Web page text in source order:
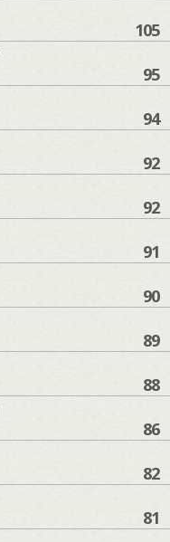
105
95
94
92
92
91
90
89
88
86
82
81